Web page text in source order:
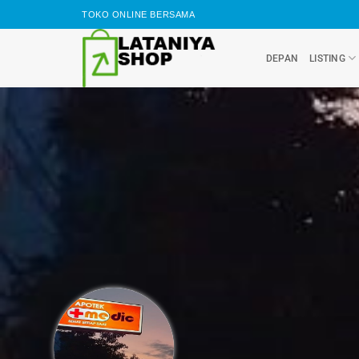
to
TOKO ONLINE BERSAMA
DEPAN LISTING